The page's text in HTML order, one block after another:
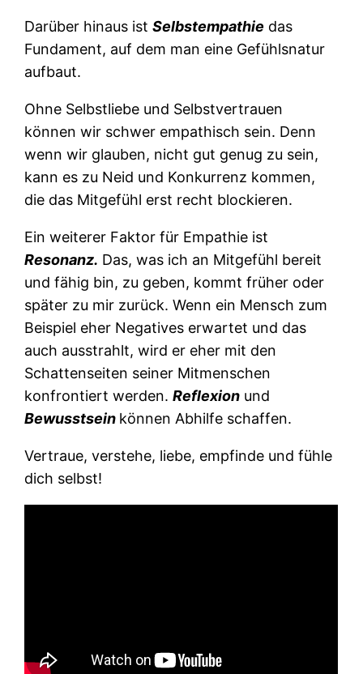
Darüber hinaus istSelbstempathie das
Fundament, auf dem man eine Gefühlsnatur
aufbaut.
Ohne Selbstliebe und Selbstvertrauen
können wir schwer empathisch sein. Denn
wenn wir glauben, nicht gut genug zu sein,
kann es zu Neid und Konkurrenz kommen,
die das Mitgefühl erst recht blockieren.
Ein weiterer Faktor für Empathie ist
Resonanz. Das, was ich an Mitgefühl bereit
und fähig bin, zu geben, kommt früher oder
später zu mir zurück. Wenn ein Mensch zum
Beispiel eher Negatives erwartet und das
auch ausstrahlt, wird er eher mit den
Schattenseiten seiner Mitmenschen
konfrontiert werden.Reflexion und
Bewusstsein können Abhilfe schaffen.
Vertraue, verstehe, liebe, empfinde und fühle
dich selbst!